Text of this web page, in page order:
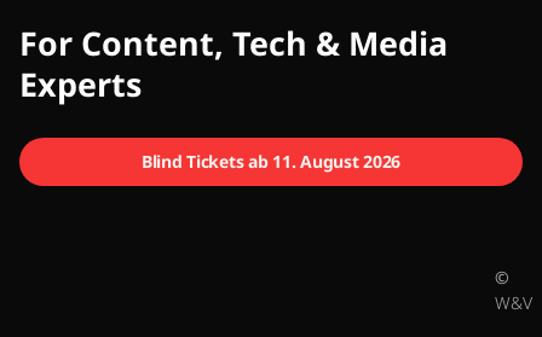
CMCX
For Content, Tech & Media
Experts
Blind Tickets ab 11. August 2026
©
W&V